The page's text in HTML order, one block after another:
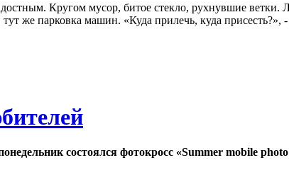
Кругом мусор, битое стекло, рухнувшие
же парковка машин. «Куда прилечь, куда присесть?»,
состоялся фотокросс «Summer mobile photo